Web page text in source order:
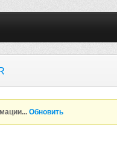
Обновить